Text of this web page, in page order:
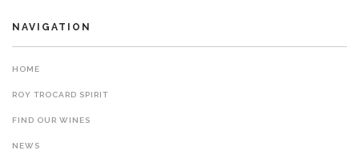
NAVIGATION
HOME
ROY TROCARD SPIRIT
FIND OUR WINES
NEWS